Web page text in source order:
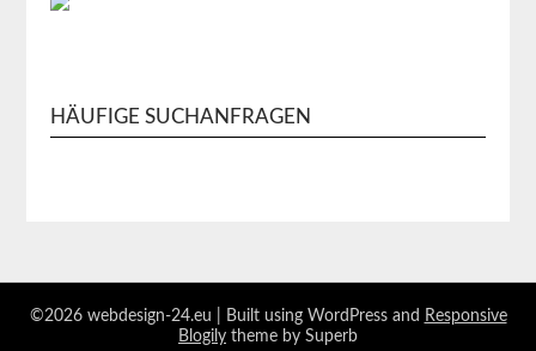
HÄUFIGE SUCHANFRAGEN
©2026 webdesign-24.eu | Built using WordPress and Responsive
Blogily theme by Superb